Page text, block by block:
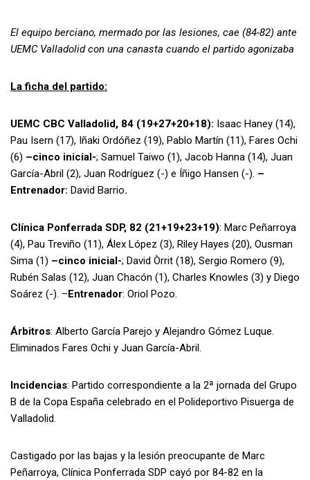
El equipo berciano, mermado por las lesiones, cae (84-82) ante
UEMC Valladolid con una canasta cuando el partido agonizaba
La ficha del partido:
UEMC CBC Valladolid, 84 (19+27+20+18): Isaac Haney (14),
Pau Isern (17), Iñaki Ordóñez (19), Pablo Martín (11), Fares Ochi
(6) –cinco inicial-; Samuel Taiwo (1), Jacob Hanna (14), Juan
García-Abril (2), Juan Rodríguez (-) e Íñigo Hansen (-). –
Entrenador: David Barrio.
Clínica Ponferrada SDP, 82 (21+19+23+19): Marc Peñarroya
(4), Pau Treviño (11), Álex López (3), Riley Hayes (20), Ousman
Sima (1) –cinco inicial-; David Òrrit (18), Sergio Romero (9),
Rubén Salas (12), Juan Chacón (1), Charles Knowles (3) y Diego
Soárez (-). –Entrenador: Oriol Pozo.
Árbitros: Alberto García Parejo y Alejandro Gómez Luque.
Eliminados Fares Ochi y Juan García-Abril.
Incidencias: Partido correspondiente a la 2ª jornada del Grupo
B de la Copa España celebrado en el Polideportivo Pisuerga de
Valladolid.
Castigado por las bajas y la lesión preocupante de Marc
Peñarroya, Clínica Ponferrada SDP cayó por 84-82 en la